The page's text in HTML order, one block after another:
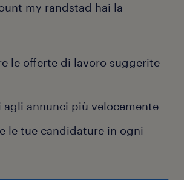
my randstad hai la
le offerte di lavoro suggerite
annunci più velocemente
le tue candidature in ogni